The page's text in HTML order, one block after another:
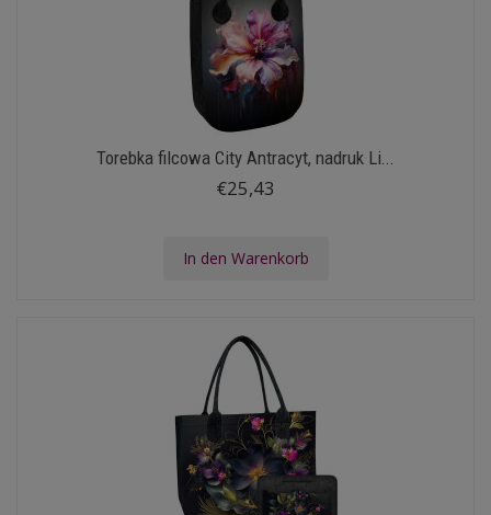
Torebka filcowa City Antracyt, nadruk Li...
€25,43
In den Warenkorb